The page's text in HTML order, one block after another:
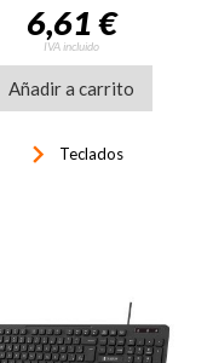
6,61 €
IVA incluido
Añadir a carrito
keyboard_arrow_right Teclados